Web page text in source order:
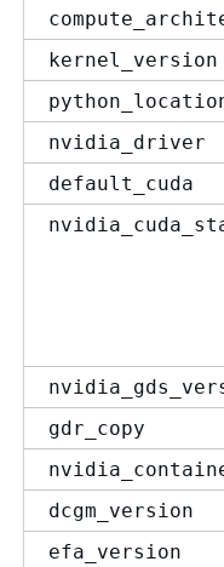
kernel_version
nvidia_driver
default_cuda
gdr_copy
dcgm_version
efa_version